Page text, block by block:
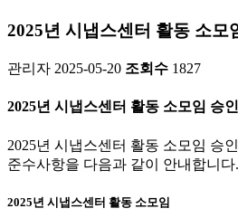
2025년 시냅스센터 활동 소모
관리자 2025-05-20 조회수 1827
2025년 시냅스센터 활동 소모임 승
2025년 시냅스센터 활동 소모임 승
준수사항을 다음과 같이 안내합니다.
2025년 시냅스센터 활동 소모임